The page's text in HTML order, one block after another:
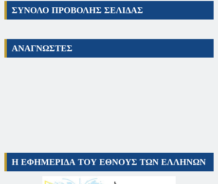
ΣΥΝΟΛΟ ΠΡΟΒΟΛΗΣ ΣΕΛΙΔΑΣ
ΑΝΑΓΝΩΣΤΕΣ
Η ΕΦΗΜΕΡΙΔΑ ΤΟΥ ΕΘΝΟΥΣ ΤΩΝ ΕΛΛΗΝΩΝ